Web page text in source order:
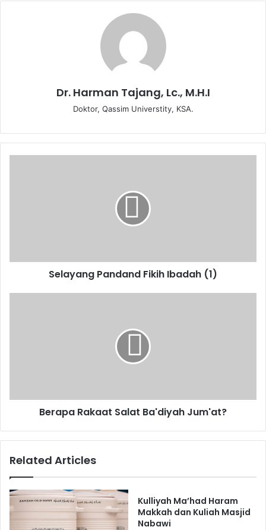
Dr. Harman Tajang, Lc., M.H.I
Doktor, Qassim Universtity, KSA.
P
h
a
1
)
Selayang Pandand Fikih Ibadah (1)
k
a
t
B
Berapa Rakaat Salat Ba'diyah Jum'at?
Related Articles
Kulliyah Ma’had Haram
Makkah dan Kuliah Masjid
Nabawi